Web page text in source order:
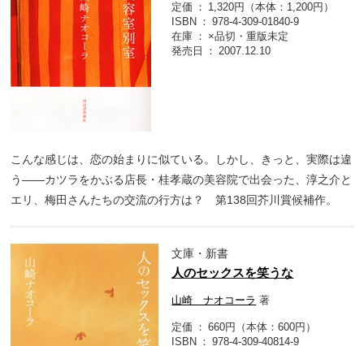
定価
1,320円（本体：1,200円）
ISBN
978-4-309-01840-9
在庫
×品切・重版未定
発売日
2007.12.10
こんな感じは、恋の始まりに似ている。しかし、きっと、実際は違
う――カツラをかぶる店長・桂孝蔵の美容院で出会った、淳之介と
エリ、梅田さんたちの交流の行方は？ 第138回芥川賞候補作。
文庫・新書
人のセックスを笑うな
山崎 ナオコーラ 著
定価
660円（本体：600円）
ISBN
978-4-309-40814-9